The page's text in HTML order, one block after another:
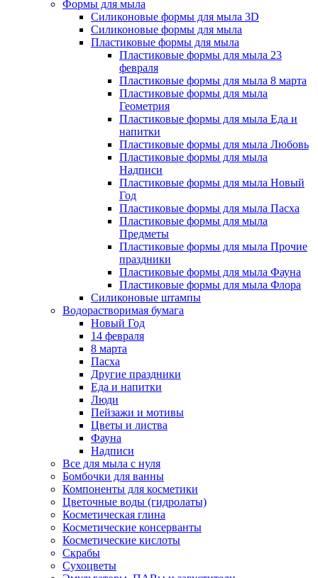
Формы для мыла
Силиконовые формы для мыла 3D
Силиконовые формы для мыла
Пластиковые формы для мыла
Пластиковые формы для мыла 23
февраля
Пластиковые формы для мыла 8 марта
Пластиковые формы для мыла
Геометрия
Пластиковые формы для мыла Еда и
напитки
Пластиковые формы для мыла Любовь
Пластиковые формы для мыла
Надписи
Пластиковые формы для мыла Новый
Год
Пластиковые формы для мыла Пасха
Пластиковые формы для мыла
Предметы
Пластиковые формы для мыла Прочие
праздники
Пластиковые формы для мыла Фауна
Пластиковые формы для мыла Флора
Силиконовые штампы
Водорастворимая бумага
Новый Год
14 февраля
8 марта
Пасха
Другие праздники
Еда и напитки
Люди
Пейзажи и мотивы
Цветы и листва
Фауна
Надписи
Все для мыла с нуля
Бомбочки для ванны
Компоненты для косметики
Цветочные воды (гидролаты)
Косметическая глина
Косметические консерванты
Косметические кислоты
Скрабы
Сухоцветы